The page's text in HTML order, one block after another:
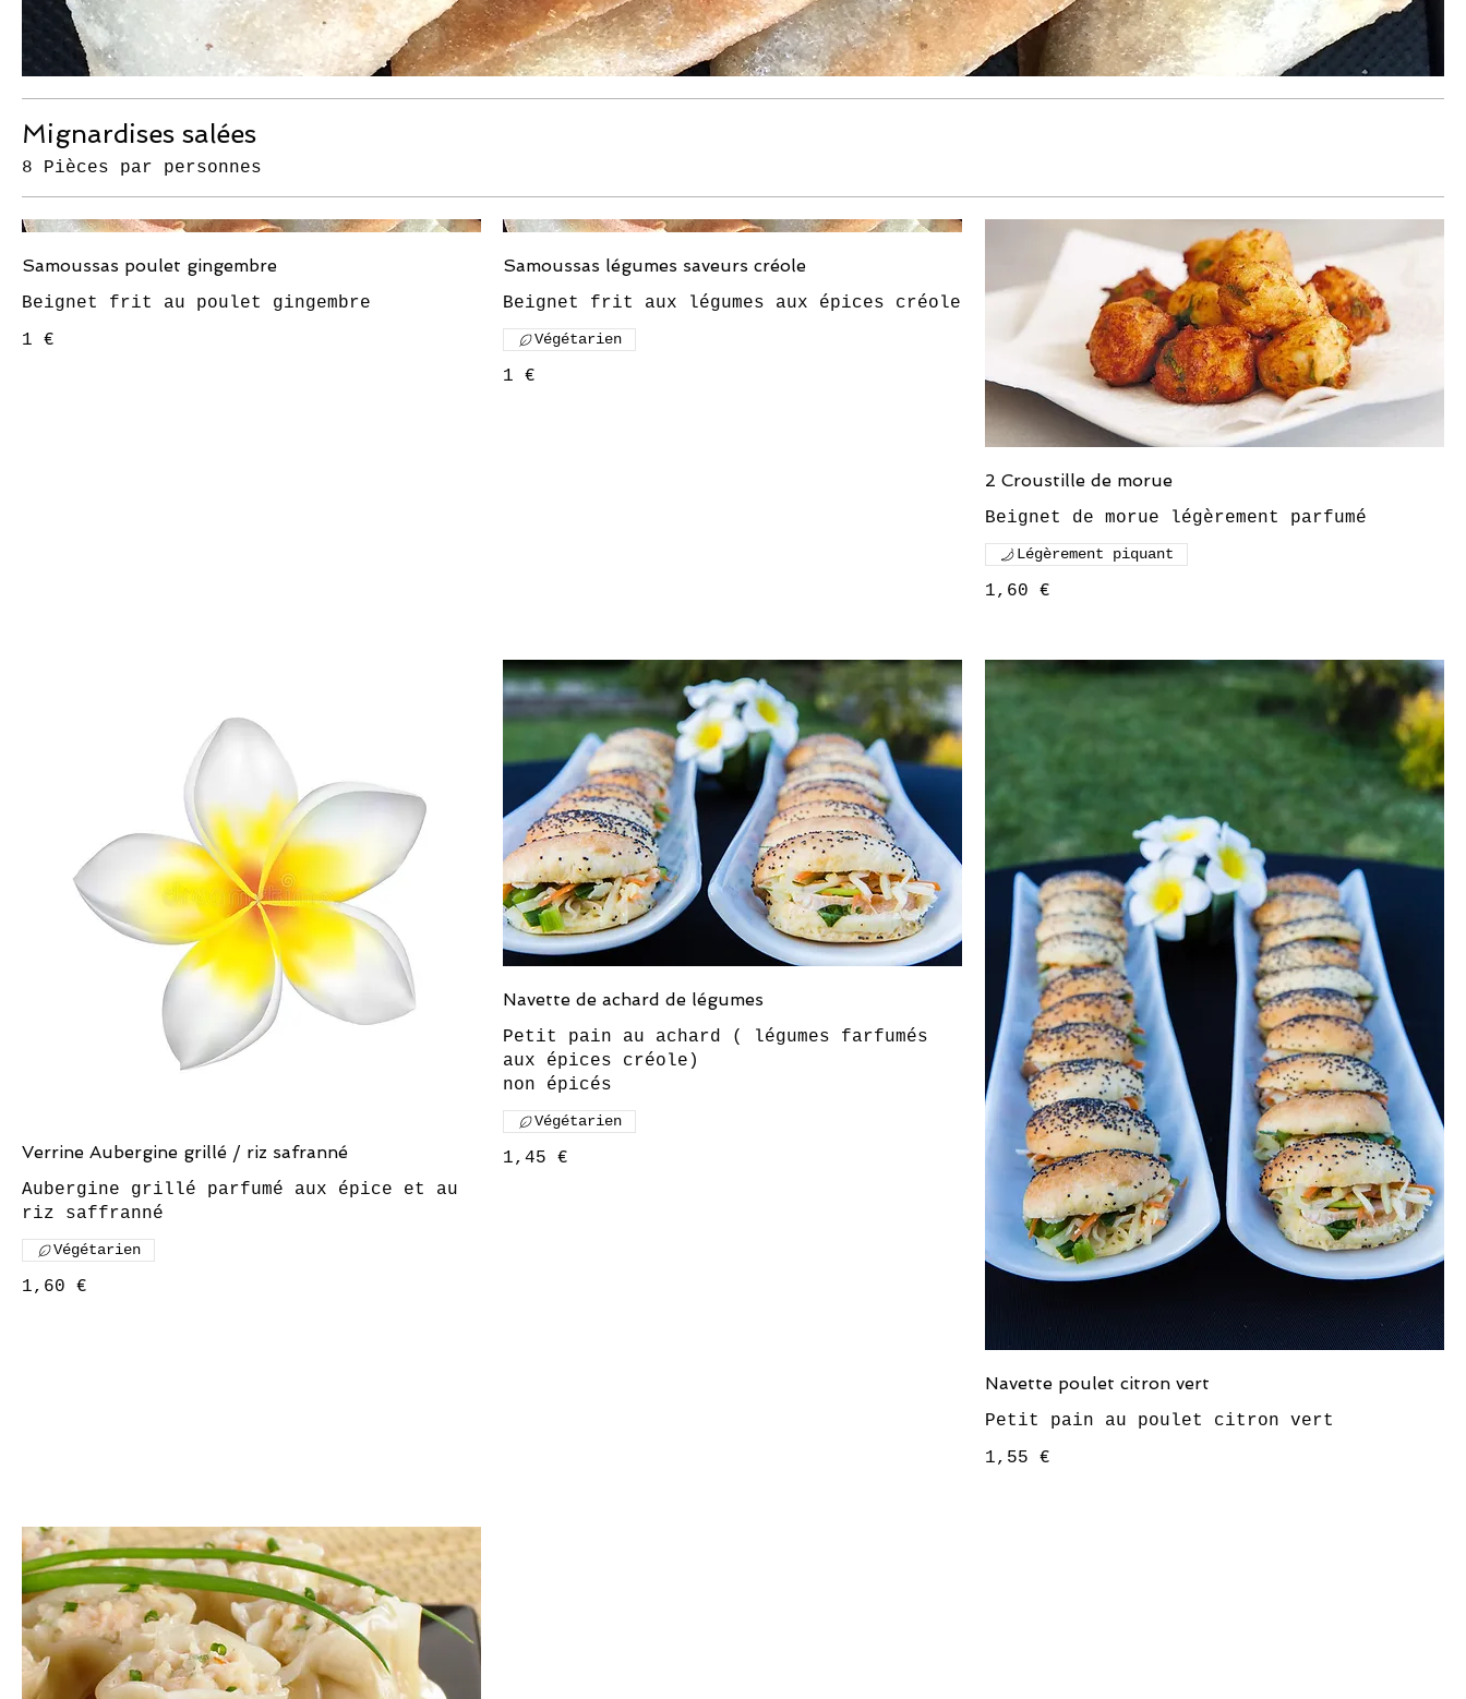
Mignardises salées
8 Pièces par personnes
Samoussas poulet gingembre
1 €
Samoussas légumes saveurs créole
1 €
Végétarien
2 Croustille de morue
1,60 €
Légèrement piquant
Verrine Aubergine grillé / riz safranné
Aubergine grillé parfumé aux épice et au
1,60 €
Végétarien
Navette de achard de légumes
Petit pain au achard ( légumes farfumés
aux épices créole)
1,45 €
Végétarien
Navette poulet citron vert
Petit pain au poulet citron vert
1,55 €